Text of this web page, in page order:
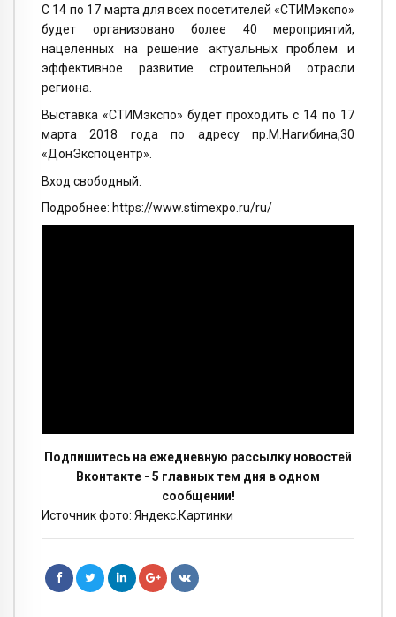
С 14 по 17 марта для всех посетителей «СТИМэкспо»
будет организовано более 40 мероприятий,
нацеленных на решение актуальных проблем и
эффективное развитие строительной отрасли
региона.
Выставка «СТИМэкспо» будет проходить с 14 по 17
марта 2018 года по адресу пр.М.Нагибина,30
«ДонЭкспоцентр».
Вход свободный.
Подробнее: https://www.stimexpo.ru/ru/
Подпишитесь на ежедневную рассылку новостей
Вконтакте - 5 главных тем дня в одном
сообщении!
Источник фото: Яндекс.Картинки